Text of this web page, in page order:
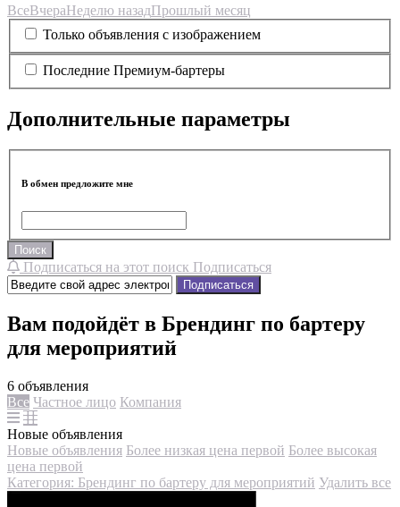
ВсеВчераНеделю назадПрошлый месяц
Только объявления с изображением
Последние Премиум-бартеры
Дополнительные параметры
В обмен предложите мне
Поиск
Подписаться на этот поиск Подписаться
Подписаться
Вам подойдёт в Брендинг по бартеру
для мероприятий
6 объявления
Все Частное лицо Компания
Новые объявления
Новые объявления Более низкая цена первой Более высокая
цена первой
Категория: Брендинг по бартеру для мероприятий Удалить все